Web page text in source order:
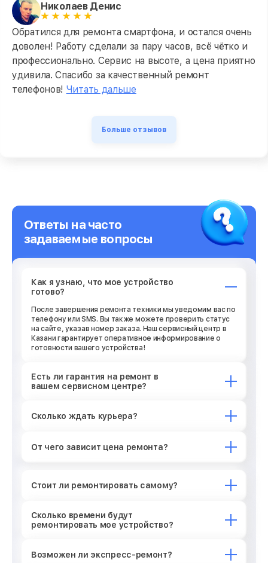
Николаев Денис
Обратился для ремонта смартфона, и остался очень
доволен! Работу сделали за пару часов, всё чётко и
профессионально. Сервис на высоте, а цена приятно
удивила. Спасибо за качественный ремонт
телефонов! Читать дальше
Больше отзывов
Ответы на часто
задаваемые вопросы
Как я узнаю, что мое устройство
готово?
После завершения ремонта техники мы уведомим вас по
телефону или SMS. Вы также можете проверить статус
на сайте, указав номер заказа. Наш сервисный центр в
Казани гарантирует оперативное информирование о
готовности вашего устройства!
Есть ли гарантия на ремонт в
вашем сервисном центре?
Сколько ждать курьера?
От чего зависит цена ремонта?
Стоит ли ремонтировать самому?
Сколько времени будут
ремонтировать мое устройство?
Возможен ли экспресс-ремонт?